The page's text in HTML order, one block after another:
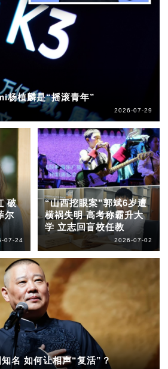
杨植麟是“摇滚青年”
2026-07-29
破
尔
07-24
“山西挖眼案”郭斌6岁遭
横祸失明 高考称霸升大
学 立志回盲校任教
2026-07-02
名 如何让相声“复活”？